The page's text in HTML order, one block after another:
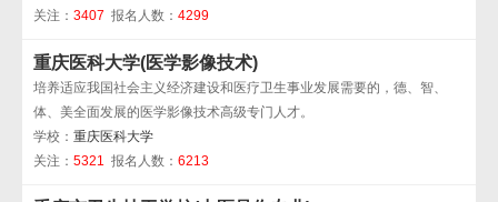
关注： 3407 报名人数： 4299
重庆医科大学(医学影像技术)
培养适应我国社会主义经济建设和医疗卫生事业发展需要的，德、智、
体、美全面发展的医学影像技术高级专门人才。
学校： 重庆医科大学
关注： 5321 报名人数： 6213